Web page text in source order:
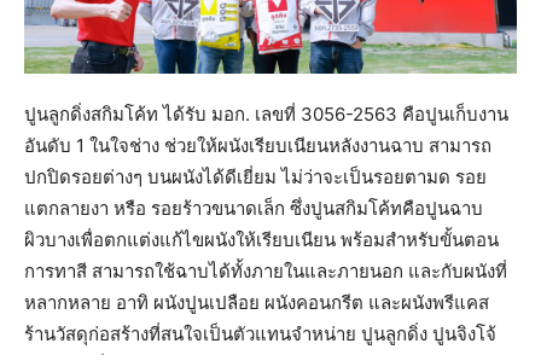
ปูนลูกดิ่งสกิมโค้ท ได้รับ มอก. เลขที่ 3056-2563 คือปูนเก็บงาน
อันดับ 1 ในใจช่าง ช่วยให้ผนังเรียบเนียนหลังงานฉาบ สามารถ
ปกปิดรอยต่างๆ บนผนังได้ดีเยี่ยม ไม่ว่าจะเป็นรอยตามด รอย
แตกลายงา หรือ รอยร้าวขนาดเล็ก ซึ่งปูนสกิมโค้ทคือปูนฉาบ
ผิวบางเพื่อตกแต่งแก้ไขผนังให้เรียบเนียน พร้อมสำหรับขั้นตอน
การทาสี สามารถใช้ฉาบได้ทั้งภายในและภายนอก และกับผนังที่
หลากหลาย อาทิ ผนังปูนเปลือย ผนังคอนกรีต และผนังพรีแคส
ร้านวัสดุก่อสร้างที่สนใจเป็นตัวแทนจำหน่าย ปูนลูกดิ่ง ปูนจิงโจ้